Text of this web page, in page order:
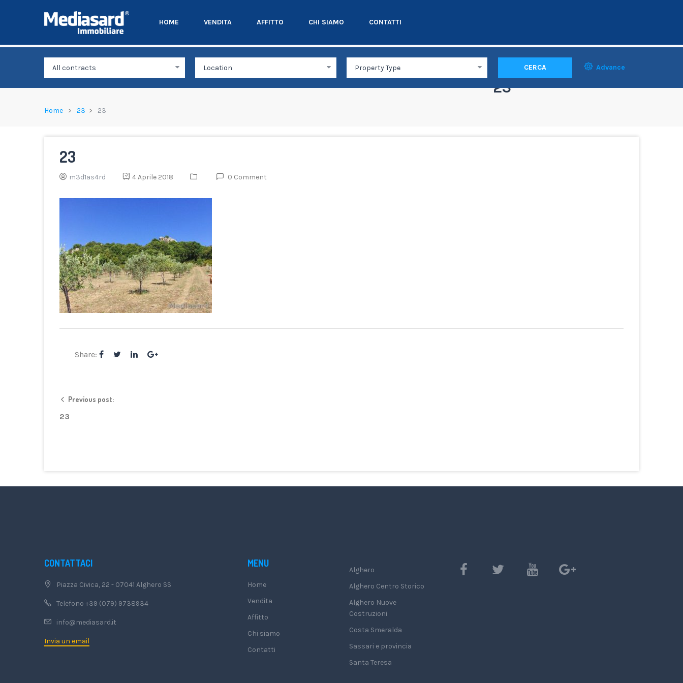
HOME VENDITA AFFITTO CHI SIAMO CONTATTI
CERCA Advance
23
Home 23 23
23
m3d1as4rd 4 Aprile 2018 0 Comment
Share:
Previous post:
23
CONTATTACI
Piazza Civica, 22 - 07041 Alghero SS
Telefono +39 (079) 9738934
info@mediasard.it
Invia un email
MENU
Home
Vendita
Affitto
Chi siamo
Contatti
Alghero
Alghero Centro Storico
Alghero Nuove
Costruzioni
Costa Smeralda
Sassari e provincia
Santa Teresa